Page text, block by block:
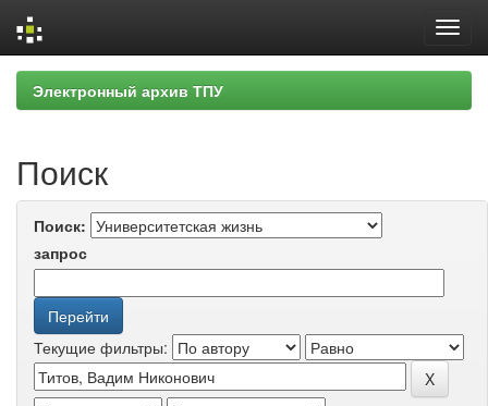
Skip
navigation
Электронный архив ТПУ
Поиск
Поиск:
запрос
Текущие фильтры: